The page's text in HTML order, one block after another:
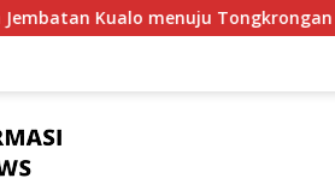
Cafe : Potret Kondisi Terkini